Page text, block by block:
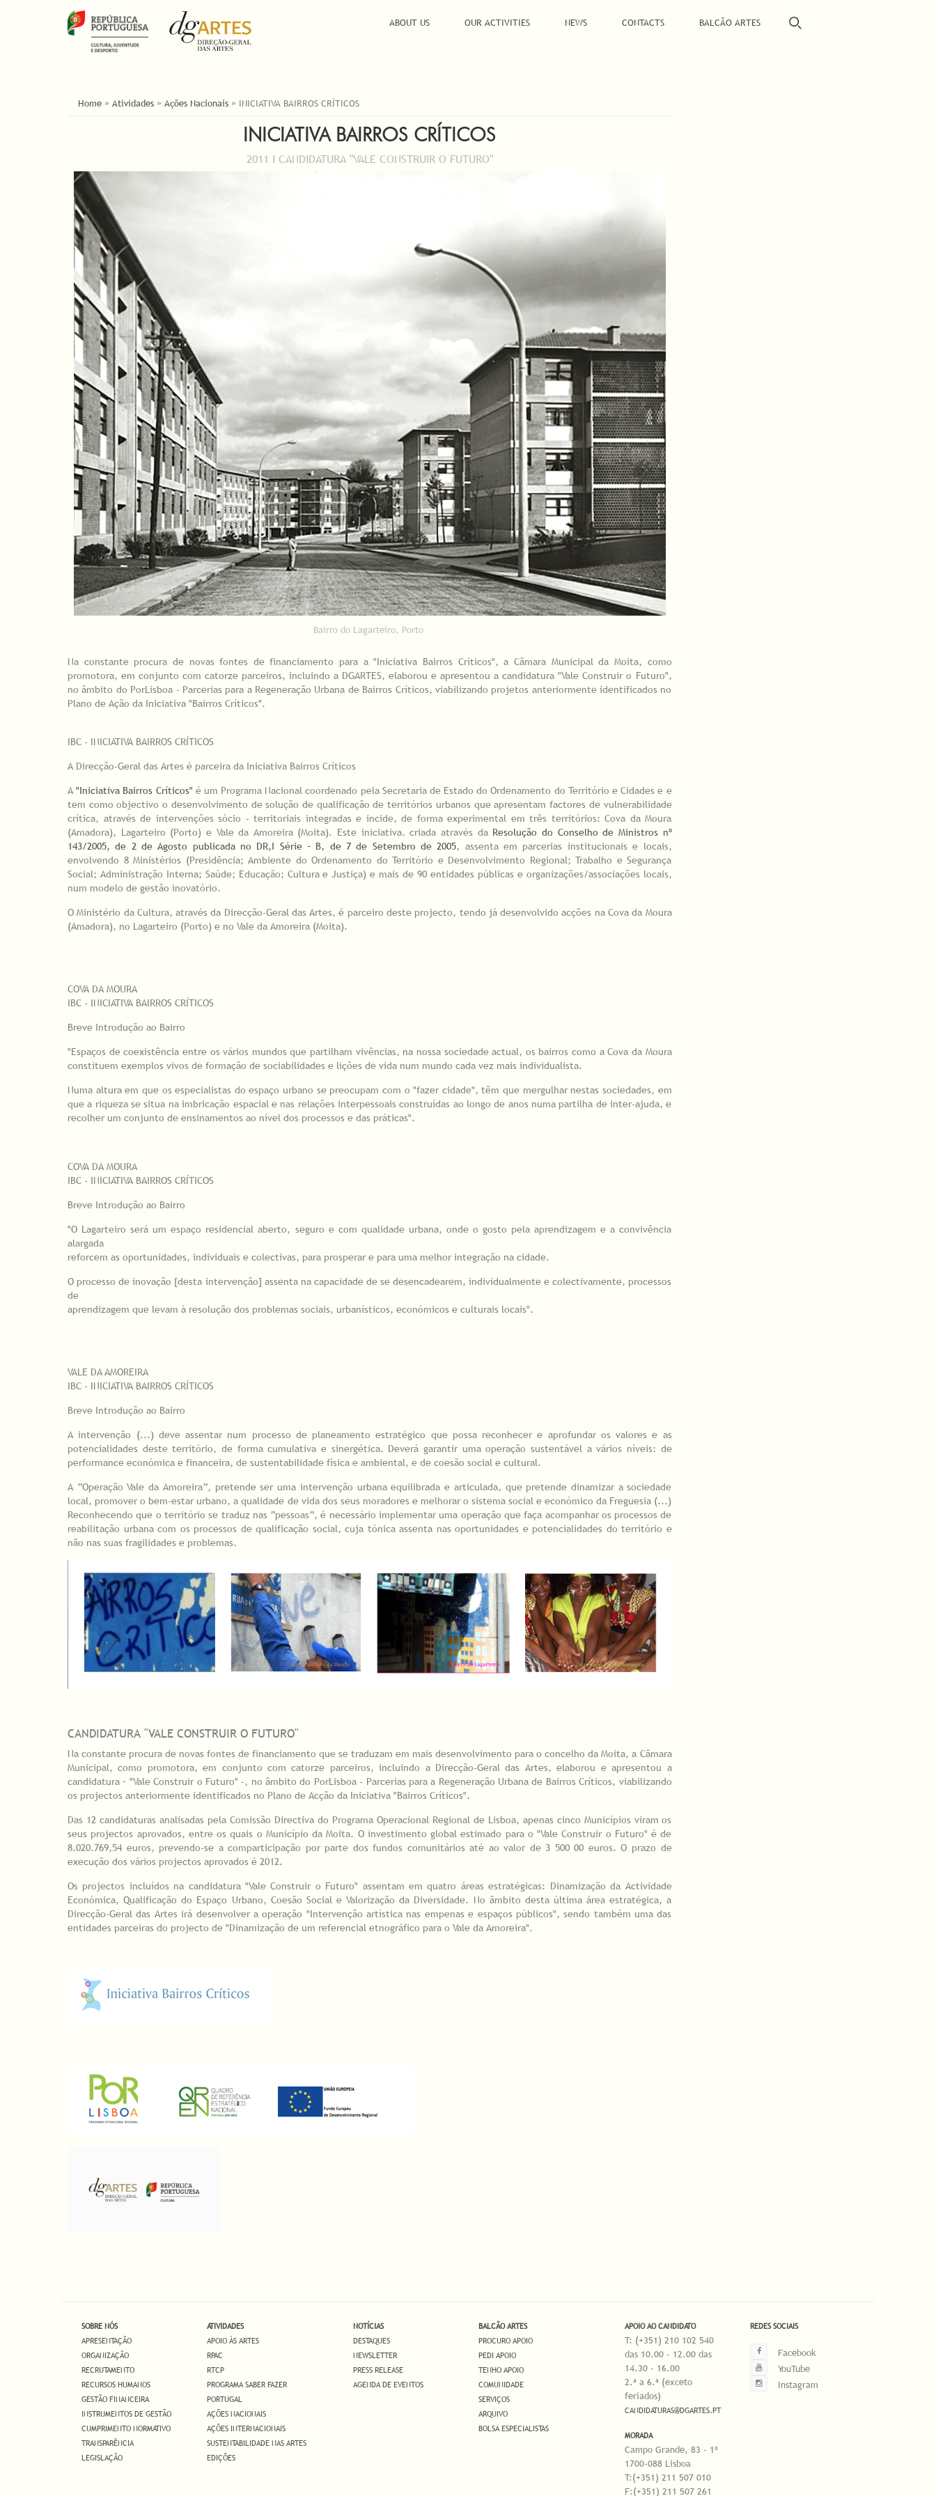
ABOUT US OUR ACTIVITIES NEWS CONTACTS BALCÃO ARTES
YOU ARE HERE
Home » Atividades » Ações Nacionais » INICIATIVA BAIRROS CRÍTICOS
INICIATIVA BAIRROS CRÍTICOS
2011 I CANDIDATURA "VALE CONSTRUIR O FUTURO"
Bairro do Lagarteiro, Porto
Na constante procura de novas fontes de financiamento para a "Iniciativa Bairros Críticos", a Câmara Municipal da Moita, como
promotora, em conjunto com catorze parceiros, incluindo a DGARTES, elaborou e apresentou a candidatura "Vale Construir o Futuro",
no âmbito do PorLisboa - Parcerias para a Regeneração Urbana de Bairros Críticos, viabilizando projetos anteriormente identificados no
Plano de Ação da Iniciativa "Bairros Críticos".
IBC - INICIATIVA BAIRROS CRÍTICOS
A Direcção-Geral das Artes é parceira da Iniciativa Bairros Críticos
A"Iniciativa Bairros Críticos" é um Programa Nacional coordenado pela Secretaria de Estado do Ordenamento do Território e Cidades e e
tem como objectivo o desenvolvimento de solução de qualificação de territórios urbanos que apresentam factores de vulnerabilidade
crítica, através de intervenções sócio - territoriais integradas e incide, de forma experimental em três territórios: Cova da Moura
(Amadora), Lagarteiro (Porto) e Vale da Amoreira (Moita). Este iniciativa. criada através da Resolução do Conselho de Ministros nº
143/2005, de 2 de Agosto publicada no DR,I Série – B, de 7 de Setembro de 2005, assenta em parcerias institucionais e locais,
envolvendo 8 Ministérios (Presidência; Ambiente do Ordenamento do Território e Desenvolvimento Regional; Trabalho e Segurança
Social; Administração Interna; Saúde; Educação; Cultura e Justiça) e mais de 90 entidades públicas e organizações/associações locais,
num modelo de gestão inovatório.
O Ministério da Cultura, através da Direcção-Geral das Artes, é parceiro deste projecto, tendo já desenvolvido acções na Cova da Moura
(Amadora), no Lagarteiro (Porto) e no Vale da Amoreira (Moita).
COVA DA MOURA
IBC - INICIATIVA BAIRROS CRÍTICOS
Breve Introdução ao Bairro
"Espaços de coexistência entre os vários mundos que partilham vivências, na nossa sociedade actual, os bairros como a Cova da Moura
constituem exemplos vivos de formação de sociabilidades e lições de vida num mundo cada vez mais individualista.
Numa altura em que os especialistas do espaço urbano se preocupam com o "fazer cidade", têm que mergulhar nestas sociedades, em
que a riqueza se situa na imbricação espacial e nas relações interpessoais construídas ao longo de anos numa partilha de inter-ajuda, e
recolher um conjunto de ensinamentos ao nível dos processos e das práticas".
COVA DA MOURA
IBC - INICIATIVA BAIRROS CRÍTICOS
Breve Introdução ao Bairro
"O Lagarteiro será um espaço residencial aberto, seguro e com qualidade urbana, onde o gosto pela aprendizagem e a convivência
alargada
reforcem as oportunidades, individuais e colectivas, para prosperar e para uma melhor integração na cidade.
O processo de inovação [desta intervenção] assenta na capacidade de se desencadearem, individualmente e colectivamente, processos
de
aprendizagem que levam à resolução dos problemas sociais, urbanísticos, económicos e culturais locais".
VALE DA AMOREIRA
IBC - INICIATIVA BAIRROS CRÍTICOS
Breve Introdução ao Bairro
A intervenção (...) deve assentar num processo de planeamento estratégico que possa reconhecer e aprofundar os valores e as
potencialidades deste território, de forma cumulativa e sinergética. Deverá garantir uma operação sustentável a vários níveis: de
performance económica e financeira, de sustentabilidade física e ambiental, e de coesão social e cultural.
A “Operação Vale da Amoreira”, pretende ser uma intervenção urbana equilibrada e articulada, que pretende dinamizar a sociedade
local, promover o bem-estar urbano, a qualidade de vida dos seus moradores e melhorar o sistema social e económico da Freguesia (...)
Reconhecendo que o território se traduz nas “pessoas”, é necessário implementar uma operação que faça acompanhar os processos de
reabilitação urbana com os processos de qualificação social, cuja tónica assenta nas oportunidades e potencialidades do território e
não nas suas fragilidades e problemas.
CANDIDATURA "VALE CONSTRUIR O FUTURO"
Na constante procura de novas fontes de financiamento que se traduzam em mais desenvolvimento para o concelho da Moita, a Câmara
Municipal, como promotora, em conjunto com catorze parceiros, incluindo a Direcção-Geral das Artes, elaborou e apresentou a
candidatura – "Vale Construir o Futuro" -, no âmbito do PorLisboa - Parcerias para a Regeneração Urbana de Bairros Críticos, viabilizando
os projectos anteriormente identificados no Plano de Acção da Iniciativa "Bairros Críticos".
Das 12 candidaturas analisadas pela Comissão Directiva do Programa Operacional Regional de Lisboa, apenas cinco Municípios viram os
seus projectos aprovados, entre os quais o Município da Moita. O investimento global estimado para o "Vale Construir o Futuro" é de
8.020.769,54 euros, prevendo-se a comparticipação por parte dos fundos comunitários até ao valor de 3 500 00 euros. O prazo de
execução dos vários projectos aprovados é 2012.
Os projectos incluídos na candidatura "Vale Construir o Futuro" assentam em quatro áreas estratégicas: Dinamização da Actividade
Económica, Qualificação do Espaço Urbano, Coesão Social e Valorização da Diversidade. No âmbito desta última área estratégica, a
Direcção-Geral das Artes irá desenvolver a operação "Intervenção artística nas empenas e espaços públicos", sendo também uma das
entidades parceiras do projecto de "Dinamização de um referencial etnográfico para o Vale da Amoreira".
SOBRE NÓS
APRESENTAÇÃO
ORGANIZAÇÃO
RECRUTAMENTO
RECURSOS HUMANOS
GESTÃO FINANCEIRA
INSTRUMENTOS DE GESTÃO
CUMPRIMENTO NORMATIVO
TRANSPARÊNCIA
LEGISLAÇÃO
ATIVIDADES
APOIO ÀS ARTES
RPAC
RTCP
PROGRAMA SABER FAZER
PORTUGAL
AÇÕES NACIONAIS
AÇÕES INTERNACIONAIS
SUSTENTABILIDADE NAS ARTES
EDIÇÕES
NOTÍCIAS
DESTAQUES
NEWSLETTER
PRESS RELEASE
AGENDA DE EVENTOS
BALCÃO ARTES
PROCURO APOIO
PEDI APOIO
TENHO APOIO
COMUNIDADE
SERVIÇOS
ARQUIVO
BOLSA ESPECIALISTAS
APOIO AO CANDIDATO
T: (+351) 210 102 540
das 10.00 - 12.00 das
14.30 - 16.00
2.ª a 6.ª (exceto
feriados)
CANDIDATURAS@DGARTES.PT
MORADA
Campo Grande, 83 - 1º
1700-088 Lisboa
T:(+351) 211 507 010
F:(+351) 211 507 261
REDES SOCIAIS
Facebook
YouTube
Instagram